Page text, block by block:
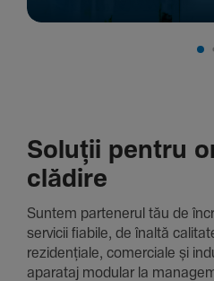
Soluții pentru
clădire
Suntem parte­nerul tău de
servicii fiabile, de înaltă
rezi­den­țiale, comer­ciale și
aparataj modular la